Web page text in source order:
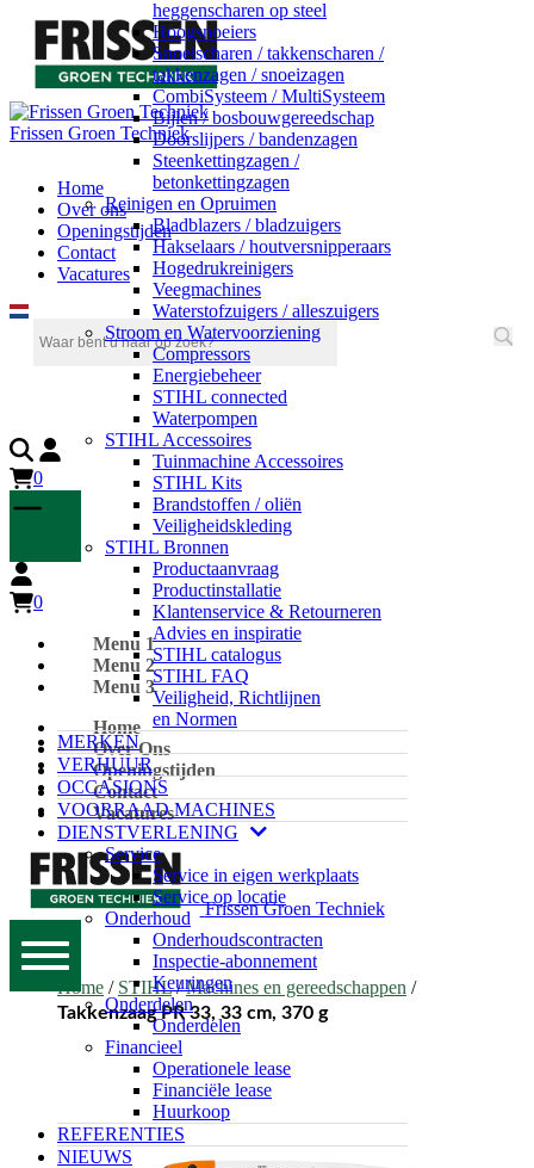
Frissen Groen Techniek
Home
Over ons
Openingstijden
Contact
Vacatures
heggenscharen op steel
Hoogsnoeiers
Snoeischaren / takkenscharen /
takkenzagen / snoeizagen
CombiSysteem / MultiSysteem
Bijlen / bosbouwgereedschap
Doorslijpers / bandenzagen
Steenkettingzagen /
betonkettingzagen
Reinigen en Opruimen
Bladblazers / bladzuigers
Hakselaars / houtversnipperaars
Hogedrukreinigers
Veegmachines
Waterstofzuigers / alleszuigers
Stroom en Watervoorziening
Compressors
Energiebeheer
STIHL connected
Waterpompen
STIHL Accessoires
Tuinmachine Accessoires
STIHL Kits
Brandstoffen / oliën
Veiligheidskleding
STIHL Bronnen
Productaanvraag
Productinstallatie
Klantenservice & Retourneren
Advies en inspiratie
STIHL catalogus
STIHL FAQ
Veiligheid, Richtlijnen
en Normen
MERKEN
VERHUUR
OCCASIONS
VOORRAAD MACHINES
DIENSTVERLENING
Service
Service in eigen werkplaats
Service op locatie
Onderhoud
Onderhoudscontracten
Inspectie-abonnement
Keuringen
Onderdelen
Onderdelen
Financieel
Operationele lease
Financiële lease
Huurkoop
REFERENTIES
NIEUWS
0
0
Menu 1
Menu 2
Menu 3
Home
Over Ons
Openingstijden
Contact
Vacatures
Frissen Groen Techniek
Home / STIHL/Machines en gereedschappen /
Takkenzaag PR 33, 33 cm, 370 g